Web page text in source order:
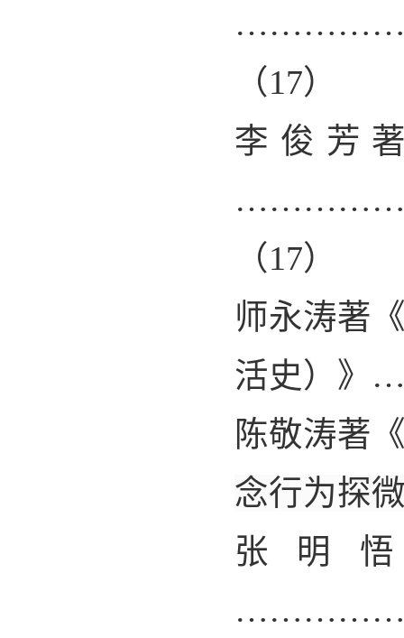
（17）
李俊芳
（17）
师永涛著
活史）
陈敬涛著
念行为
张明